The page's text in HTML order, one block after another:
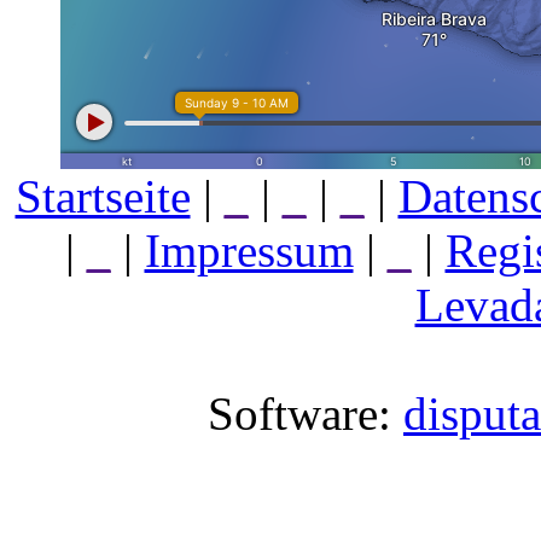
Startseite | | | |
|
| Impressum | |
Software: